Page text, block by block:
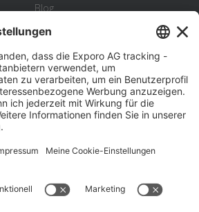
Blog
Statistik
Wiki
Standortanalyse
Hilfe & Kontakt